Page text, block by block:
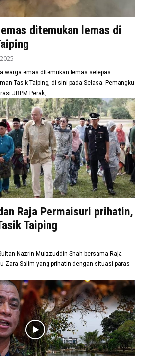
ditemukan lemas di
warga emas ditemukan lemas selepas
Taiping, di sini pada Selasa. Pemangku
JBPM Perak,...
Raja Permaisuri prihatin,
Taiping
Nazrin Muizzuddin Shah bersama Raja
Zara Salim yang prihatin dengan situasi paras